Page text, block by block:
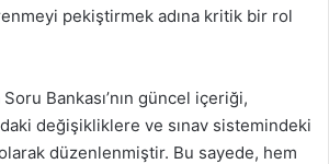
pekiştirmek adına kritik bir rol
Bankası’nın güncel içeriği,
değişikliklere ve sınav sistemindeki
düzenlenmiştir. Bu sayede, hem